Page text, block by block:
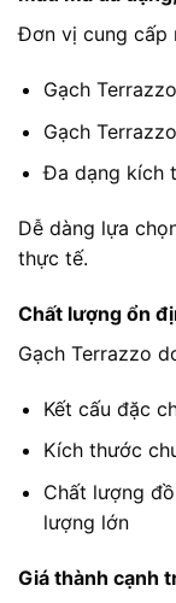
Đơn vị cung cấp
Gạch
Gạch
Đa dạng kích
Dễ dàng lựa
thực tế.
Chất lượng ổn
Gạch Terrazzo
Kết cấu đặc
Kích thước
Chất lượng
lượng lớn
Giá thành cạnh